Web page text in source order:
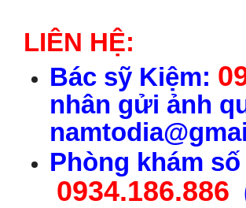
LIÊN HỆ:
Bác sỹ Kiệm:
nhân gửi ảnh
Phòng khám
0934.186.886